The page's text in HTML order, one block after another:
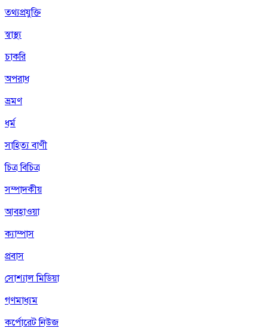
তথ্যপ্রযুক্তি
স্বাস্থ্য
চাকরি
অপরাধ
ভ্রমণ
ধর্ম
সাহিত্য বাণী
চিত্র বিচিত্র
সম্পাদকীয়
আবহাওয়া
ক্যাম্পাস
প্রবাস
সোশ্যাল মিডিয়া
গণমাধ্যম
কর্পোরেট নিউজ